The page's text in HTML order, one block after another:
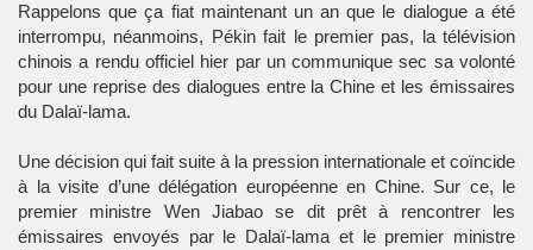
Rappelons que ça fiat maintenant un an que le dialogue a été
interrompu, néanmoins, Pékin fait le premier pas, la télévision
chinois a rendu officiel hier par un communique sec sa volonté
pour une reprise des dialogues entre la Chine et les émissaires
du Dalaï-lama.
Une décision qui fait suite à la pression internationale et coïncide
à la visite d’une délégation européenne en Chine. Sur ce, le
premier ministre Wen Jiabao se dit prêt à rencontrer les
émissaires envoyés par le Dalaï-lama et le premier ministre